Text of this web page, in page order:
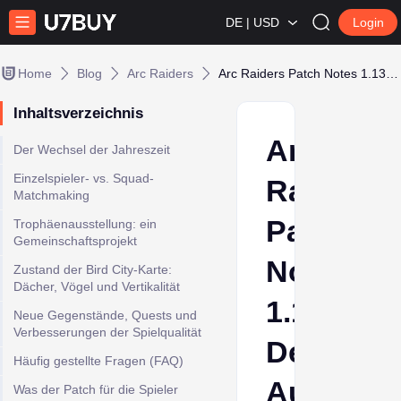
DE | USD Login
Home Blog Arc Raiders
Inhaltsverzeichnis
Der Wechsel der Jahreszeit
Einzelspieler- vs. Squad-
Matchmaking
Trophäenausstellung: ein
Gemeinschaftsprojekt
Zustand der Bird City-Karte:
Dächer, Vögel und Vertikalität
Neue Gegenstände, Quests und
Verbesserungen der Spielqualität
Häufig gestellte Fragen (FAQ)
Was der Patch für die Spieler
Arc
Raiders
Patch
Notes
1.13.0:
Der
Aufstieg